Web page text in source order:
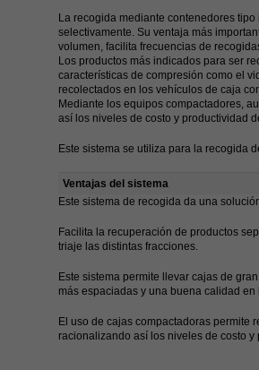
La recogida mediante contenedores
selectivamente. Su ventaja más
volumen, facilita frecuencias de
Los productos más indicados para ser
características de compresión como el
recolectados en los vehículos de caja
Mediante los equipos compactadores,
así los niveles de costo y productividad
Este sistema se utiliza para la recogida
Ventajas del sistema
Este sistema de recogida da una
Facilita la recuperación de productos
triaje las distintas fracciones.
Este sistema permite llevar cajas de
más espaciadas y una buena calidad
El uso de cajas compactadoras permite
racionalizando así los niveles de costo